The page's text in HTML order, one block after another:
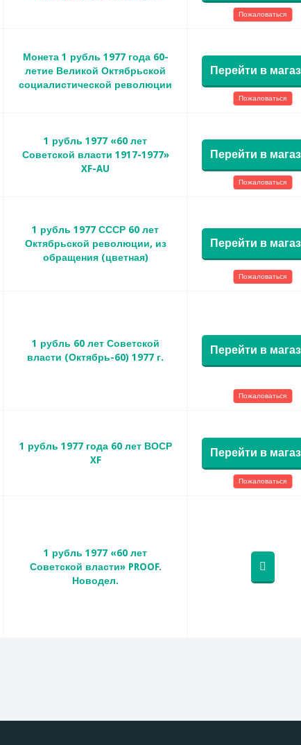
Пожаловаться
Монета 1 рубль 1977 года 60-
летие Великой Октябрьской
социалистической революции
Перейти в
Пожаловаться
1 рубль 1977 «60 лет
Советской власти 1917-1977»
XF-AU
Перейти в
Пожаловаться
1 рубль 1977 СССР 60 лет
Октябрьской революции, из
обращения (цветная)
Перейти в
Пожаловаться
1 рубль 60 лет Советской
власти (Октябрь-60) 1977 г.
Перейти в
Пожаловаться
1 рубль 1977 года 60 лет ВОСР
XF
Перейти в
Пожаловаться
1 рубль 1977 «60 лет
Советской власти» PROOF.
Новодел.